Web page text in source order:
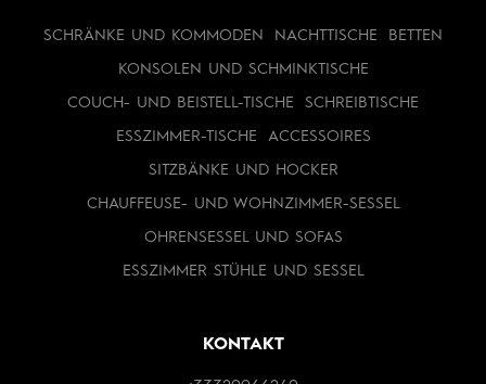
SCHRÄNKE UND KOMMODEN NACHTTISCHE BETTEN
KONSOLEN UND SCHMINKTISCHE
COUCH- UND BEISTELL-TISCHE SCHREIBTISCHE
ESSZIMMER-TISCHE ACCESSOIRES
SITZBÄNKE UND HOCKER
CHAUFFEUSE- UND WOHNZIMMER-SESSEL
OHRENSESSEL UND SOFAS
ESSZIMMER STÜHLE UND SESSEL
KONTAKT